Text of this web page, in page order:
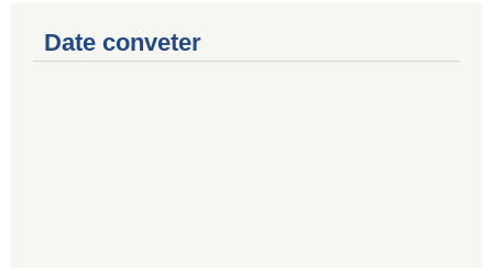
Date conveter